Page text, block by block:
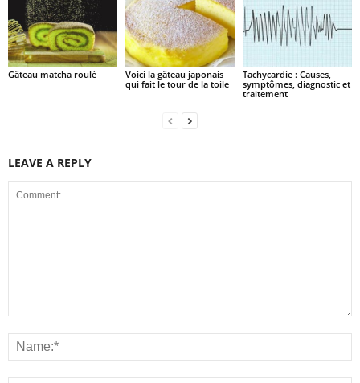
Gâteau matcha roulé
Voici la gâteau japonais
qui fait le tour de la toile
Tachycardie : Causes,
symptômes, diagnostic et
traitement
LEAVE A REPLY